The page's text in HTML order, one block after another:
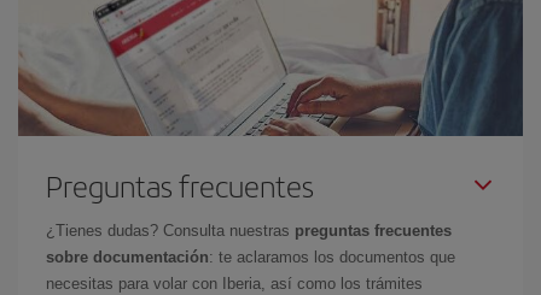
Preguntas frecuentes
¿Tienes dudas? Consulta nuestras preguntas frecuentes
sobre documentación: te aclaramos los documentos que
necesitas para volar con Iberia, así como los trámites